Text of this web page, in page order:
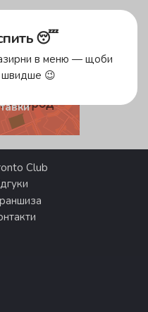
Club
😴
в меню — щоби
швидше 😉